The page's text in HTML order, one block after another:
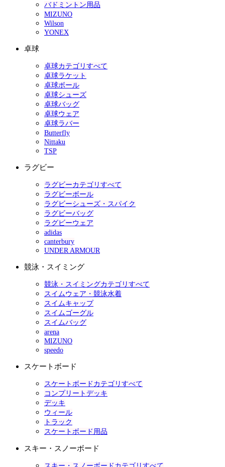
バドミントン用品
MIZUNO
Wilson
YONEX
卓球
卓球カテゴリすべて
卓球ラケット
卓球ボール
卓球シューズ
卓球バッグ
卓球ウェア
卓球ラバー
Butterfly
Nittaku
TSP
ラグビー
ラグビーカテゴリすべて
ラグビーボール
ラグビーシューズ・スパイク
ラグビーバッグ
ラグビーウェア
adidas
canterbury
UNDER ARMOUR
競泳・スイミング
競泳・スイミングカテゴリすべて
スイムウェア・競泳水着
スイムキャップ
スイムゴーグル
スイムバッグ
arena
MIZUNO
speedo
スケートボード
スケートボードカテゴリすべて
コンプリートデッキ
デッキ
ウィール
トラック
スケートボード用品
スキー・スノーボード